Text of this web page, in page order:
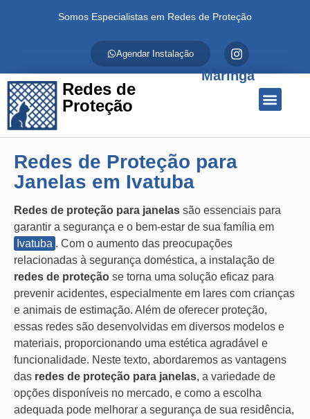
Somos Especialistas em Redes de Proteção
Agendar Instalação
Redes de
Proteção
Maringá
Redes de Proteção para
Janelas em Ivatuba
Redes de proteção para janelas são essenciais para
garantir a segurança e o bem-estar de sua família em
Ivatuba . Com o aumento das preocupações
relacionadas à segurança doméstica, a instalação de
redes de proteção se torna uma solução eficaz para
prevenir acidentes, especialmente em lares com crianças
e animais de estimação. Além de oferecer proteção,
essas redes são desenvolvidas em diversos modelos e
materiais, proporcionando uma estética agradável e
funcionalidade. Neste texto, abordaremos as vantagens
das redes de proteção para janelas, a variedade de
opções disponíveis no mercado, e como a escolha
adequada pode melhorar a segurança de sua residência,